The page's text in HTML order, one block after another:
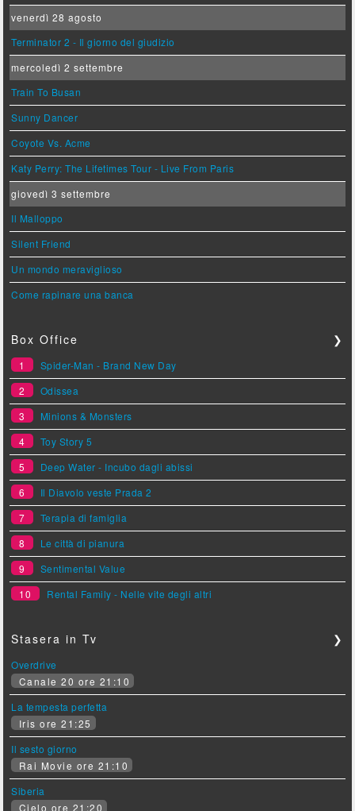
venerdì 28 agosto
Terminator 2 - Il giorno del giudizio
mercoledì 2 settembre
Train To Busan
Sunny Dancer
Coyote Vs. Acme
Katy Perry: The Lifetimes Tour - Live From Paris
giovedì 3 settembre
Il Malloppo
Silent Friend
Un mondo meraviglioso
Come rapinare una banca
Box Office ❯
1
Spider-Man - Brand New Day
2
Odissea
3
Minions & Monsters
4
Toy Story 5
5
Deep Water - Incubo dagli abissi
6
Il Diavolo veste Prada 2
7
Terapia di famiglia
8
Le città di pianura
9
Sentimental Value
10
Rental Family - Nelle vite degli altri
Stasera in Tv ❯
Overdrive
Canale 20 ore 21:10
La tempesta perfetta
Iris ore 21:25
Il sesto giorno
Rai Movie ore 21:10
Siberia
Cielo ore 21:20